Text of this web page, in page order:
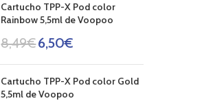
Cartucho TPP-X Pod color
Rainbow 5,5ml de Voopoo
8,49€6,50€
Cartucho TPP-X Pod color Gold
5,5ml de Voopoo